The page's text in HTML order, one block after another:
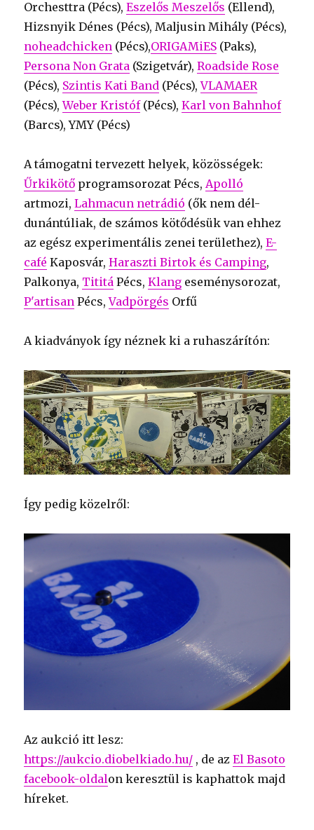
Orchesttra (Pécs),Eszelős Meszelős (Ellend),
Hizsnyik Dénes (Pécs), Maljusin Mihály (Pécs),
noheadchicken (Pécs),ORIGAMiES (Paks),
Persona Non Grata (Szigetvár),Roadside Rose
(Pécs), Szintis Kati Band (Pécs),VLAMAER
(Pécs),Weber Kristóf(Pécs),Karl von Bahnhof
(Barcs), YMY (Pécs)
A támogatni tervezett helyek, közösségek:
Űrkikötő programsorozat Pécs,Apolló
artmozi,Lahmacun netrádió (ők nem dél-
dunántúliak, de számos kötődésük van ehhez
az egész experimentális zenei területhez),E-
café Kaposvár,Haraszti Birtok és Camping,
Palkonya, Tititá Pécs,Klang eseménysorozat,
P'artisan Pécs,Vadpörgés Orfű
A kiadványok így néznek ki a ruhaszárítón:
Így pedig közelről:
Az aukció itt lesz:
https://aukcio.diobelkiado.hu/ , de azEl Basoto
facebook-oldalon keresztül is kaphattok majd
híreket.